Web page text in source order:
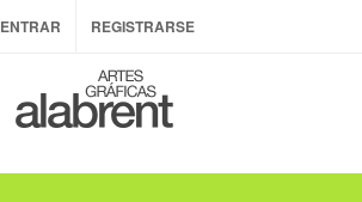
ENTRAR REGISTRARSE